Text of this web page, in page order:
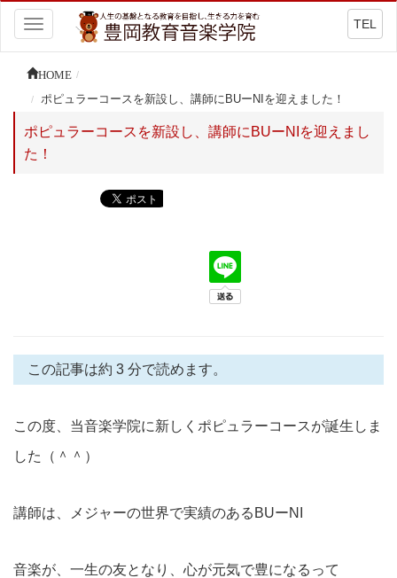
Toggle
navigation
TEL
HOME
ポピュラーコースを新設し、講師にBUーNIを迎えました！
ポピュラーコースを新設し、講師にBUーNIを迎えまし
た！
この記事は約 3 分で読めます。
この度、当音楽学院に新しくポピュラーコースが誕生しま
した（＾＾）
講師は、メジャーの世界で実績のあるBUーNI
音楽が、一生の友となり、心が元気で豊になるって